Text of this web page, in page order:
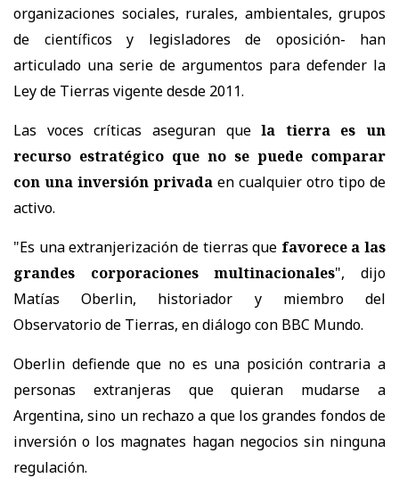
organizaciones sociales, rurales, ambientales, grupos
de científicos y legisladores de oposición- han
articulado una serie de argumentos para defender la
Ley de Tierras vigente desde 2011.
Las voces críticas aseguran quela tierra es un
recurso estratégico que no se puede comparar
con una inversión privada en cualquier otro tipo de
activo.
"Es una extranjerización de tierras que favorece a las
grandes corporaciones multinacionales", dijo
Matías Oberlin, historiador y miembro del
Observatorio de Tierras, en diálogo con BBC Mundo.
Oberlin defiende que no es una posición contraria a
personas extranjeras que quieran mudarse a
Argentina, sino un rechazo a que los grandes fondos de
inversión o los magnates hagan negocios sin ninguna
regulación.